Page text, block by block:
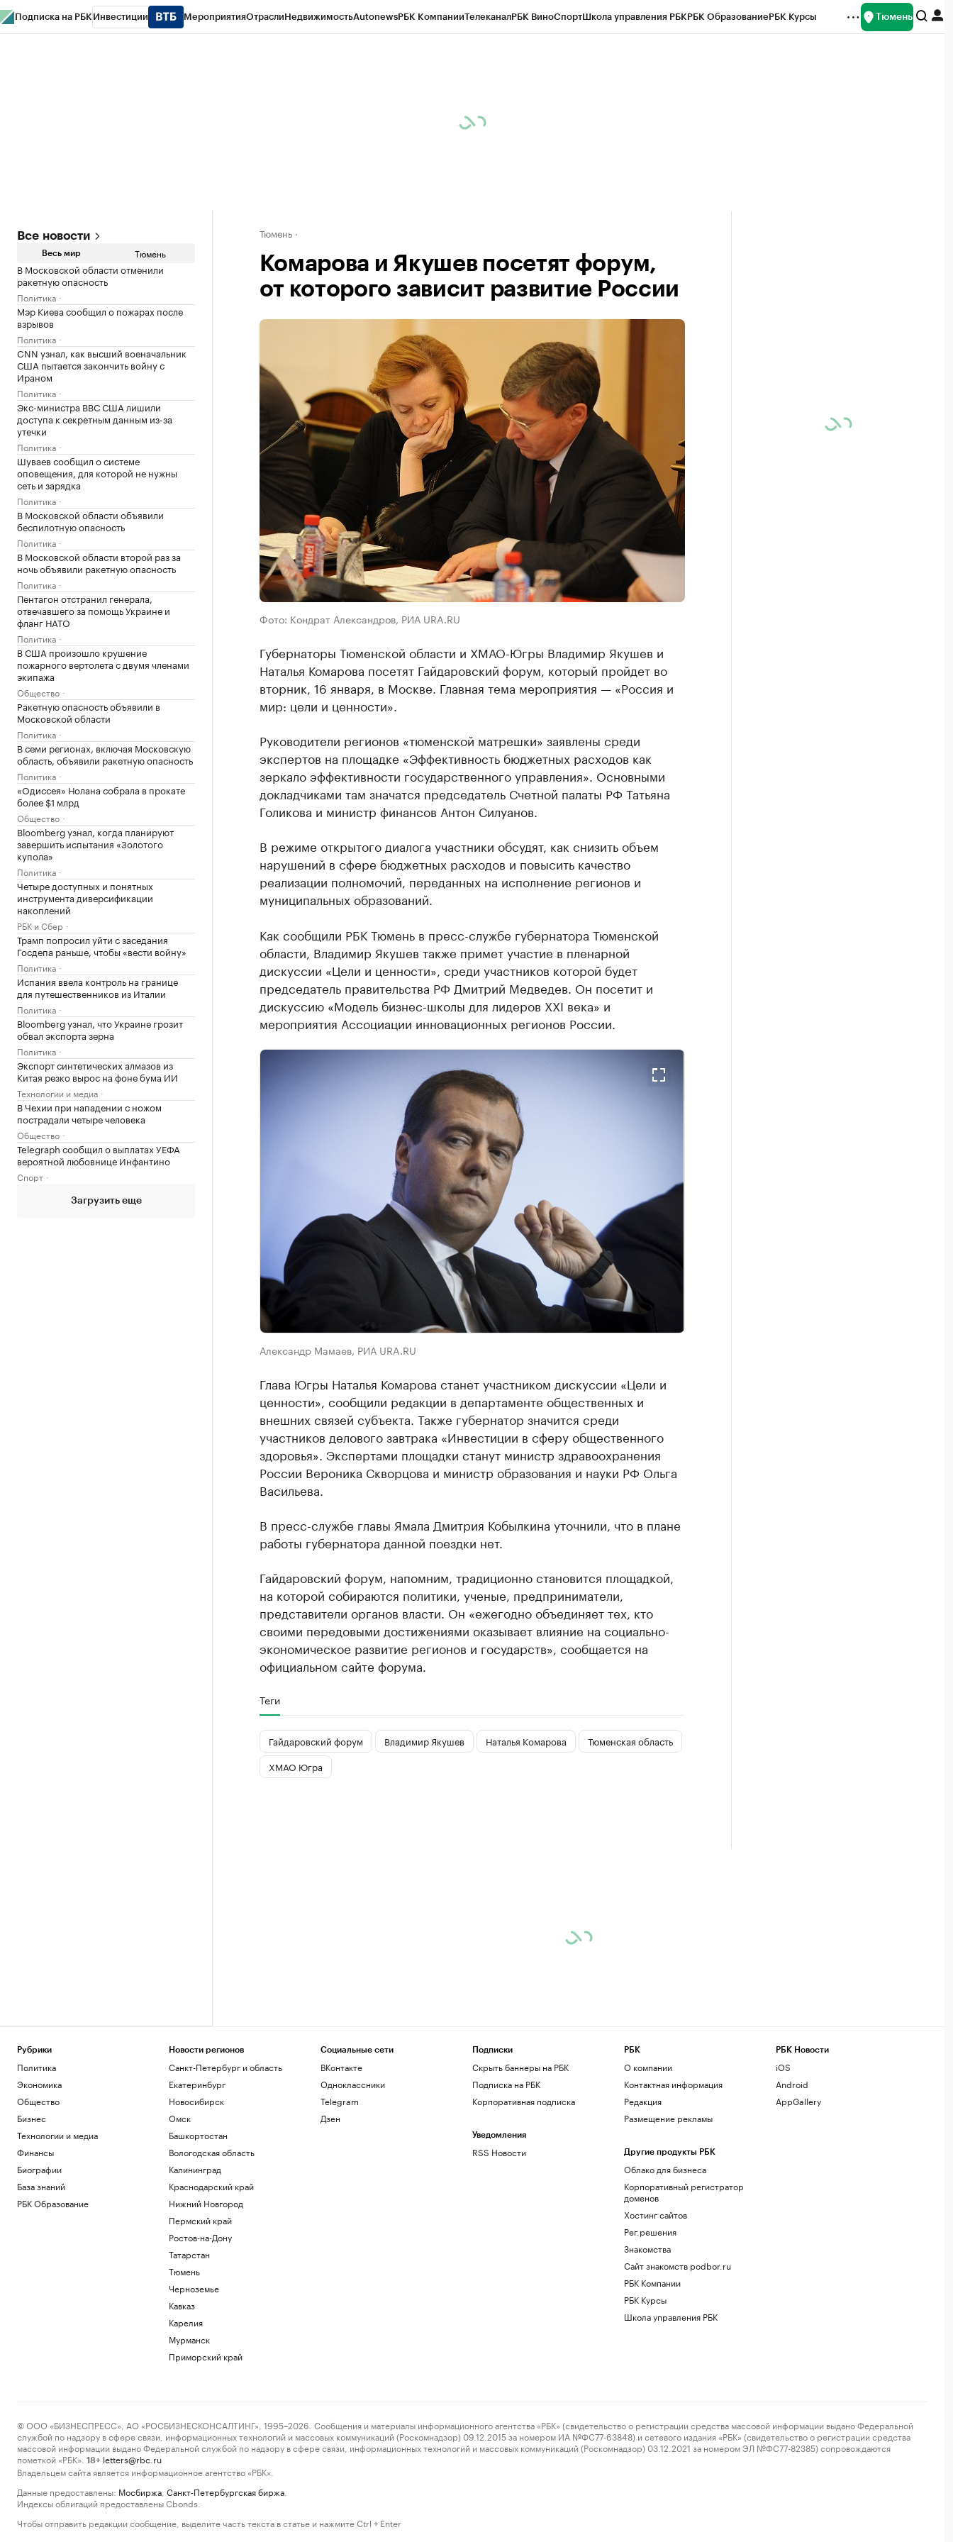
Подписка на РБК Инвестиции МероприятияОтраслиНедвижимостьAutonewsРБК КомпанииТелеканалРБК ВиноСпортШкола управления РБКРБК ОбразованиеРБК Курсы Тюмень
Все новости
Весь мир Тюмень
В Московской области отменили
ракетную опасность
Политика
Мэр Киева сообщил о пожарах после
взрывов
Политика
CNN узнал, как высший военачальник
США пытается закончить войну с
Ираном
Политика
Экс-министра ВВС США лишили
доступа к секретным данным из-за
утечки
Политика
Шуваев сообщил о системе
оповещения, для которой не нужны
сеть и зарядка
Политика
В Московской области объявили
беспилотную опасность
Политика
В Московской области второй раз за
ночь объявили ракетную опасность
Политика
Пентагон отстранил генерала,
отвечавшего за помощь Украине и
фланг НАТО
Политика
В США произошло крушение
пожарного вертолета с двумя членами
экипажа
Общество
Ракетную опасность объявили в
Московской области
Политика
В семи регионах, включая Московскую
область, объявили ракетную опасность
Политика
«Одиссея» Нолана собрала в прокате
более $1 млрд
Общество
Bloomberg узнал, когда планируют
завершить испытания «Золотого
купола»
Политика
Четыре доступных и понятных
инструмента диверсификации
накоплений
РБК и Сбер
Трамп попросил уйти с заседания
Госдепа раньше, чтобы «вести войну»
Политика
Испания ввела контроль на границе
для путешественников из Италии
Политика
Bloomberg узнал, что Украине грозит
обвал экспорта зерна
Политика
Экспорт синтетических алмазов из
Китая резко вырос на фоне бума ИИ
Технологии и медиа
В Чехии при нападении с ножом
пострадали четыре человека
Общество
Telegraph сообщил о выплатах УЕФА
вероятной любовнице Инфантино
Спорт
Загрузить еще
Тюмень
Комарова и Якушев посетят форум,
от которого зависит развитие России
Фото: Кондрат Александров, РИА URA.RU
Губернаторы Тюменской области и ХМАО-Югры Владимир Якушев и
Наталья Комарова посетят Гайдаровский форум, который пройдет во
вторник, 16 января, в Москве. Главная тема мероприятия — «Россия и
мир: цели и ценности».
Руководители регионов «тюменской матрешки» заявлены среди
экспертов на площадке «Эффективность бюджетных расходов как
зеркало эффективности государственного управления». Основными
докладчиками там значатся председатель Счетной палаты РФ Татьяна
Голикова и министр финансов Антон Силуанов.
В режиме открытого диалога участники обсудят, как снизить объем
нарушений в сфере бюджетных расходов и повысить качество
реализации полномочий, переданных на исполнение регионов и
муниципальных образований.
Как сообщили РБК Тюмень в пресс-службе губернатора Тюменской
области, Владимир Якушев также примет участие в пленарной
дискуссии «Цели и ценности», среди участников которой будет
председатель правительства РФ Дмитрий Медведев. Он посетит и
дискуссию «Модель бизнес-школы для лидеров XXI века» и
мероприятия Ассоциации инновационных регионов России.
Александр Мамаев, РИА URA.RU
Глава Югры Наталья Комарова станет участником дискуссии «Цели и
ценности», сообщили редакции в департаменте общественных и
внешних связей субъекта. Также губернатор значится среди
участников делового завтрака «Инвестиции в сферу общественного
здоровья». Экспертами площадки станут министр здравоохранения
России Вероника Скворцова и министр образования и науки РФ Ольга
Васильева.
В пресс-службе главы Ямала Дмитрия Кобылкина уточнили, что в плане
работы губернатора данной поездки нет.
Гайдаровский форум, напомним, традиционно становится площадкой,
на которой собираются политики, ученые, предприниматели,
представители органов власти. Он «ежегодно объединяет тех, кто
своими передовыми достижениями оказывает влияние на социально-
экономическое развитие регионов и государств», сообщается на
официальном сайте форума.
Теги
Гайдаровский форум Владимир Якушев Наталья Комарова
Тюменская область
ХМАО Югра
Рубрики
Политика
Экономика
Общество
Бизнес
Технологии и медиа
Финансы
Биографии
База знаний
РБК Образование
Новости регионов
Санкт-Петербург и область
Екатеринбург
Новосибирск
Омск
Башкортостан
Вологодская область
Калининград
Краснодарский край
Нижний Новгород
Пермский край
Ростов-на-Дону
Татарстан
Тюмень
Черноземье
Кавказ
Карелия
Мурманск
Приморский край
Социальные сети
ВКонтакте
Одноклассники
Telegram
Дзен
Подписки
Скрыть баннеры на РБК
Подписка на РБК
Корпоративная подписка
Уведомления
RSS Новости
РБК
О компании
Контактная информация
Редакция
Размещение рекламы
Другие продукты РБК
Облако для бизнеса
Корпоративный регистратор
доменов
Хостинг сайтов
Рег.решения
Знакомства
Сайт знакомств podbor.ru
РБК Компании
РБК Курсы
Школа управления РБК
РБК Новости
iOS
Android
AppGallery
© ООО «БИЗНЕСПРЕСС», АО «РОСБИЗНЕСКОНСАЛТИНГ», 1995–2026. Сообщения и материалы информационного агентства «РБК» (свидетельство о регистрации средства массовой информации выдано Федеральной
службой по надзору в сфере связи, информационных технологий и массовых коммуникаций (Роскомнадзор) 09.12.2015 за номером ИА №ФС77-63848) и сетевого издания «РБК» (свидетельство о регистрации средства
массовой информации выдано Федеральной службой по надзору в сфере связи, информационных технологий и массовых коммуникаций (Роскомнадзор) 03.12.2021 за номером ЭЛ №ФС77-82385) сопровождаются
пометкой «РБК».
18+ letters@rbc.ru
Владельцем сайта является информационное агентство «РБК».
Данные предоставлены: Мосбиржа Санкт-Петербургская биржа
Индексы облигаций предоставлены Cbonds.
Чтобы отправить редакции сообщение, выделите часть текста в статье и нажмите Ctrl + Enter